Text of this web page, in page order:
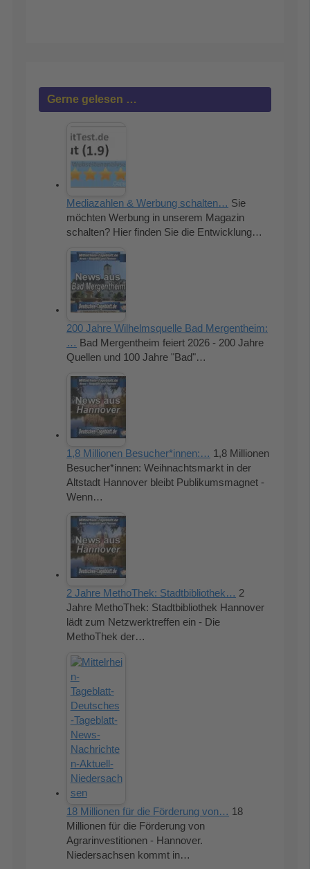
Gerne gelesen …
Mediazahlen & Werbung schalten… Sie
möchten Werbung in unserem Magazin
schalten? Hier finden Sie die Entwicklung…
200 Jahre Wilhelmsquelle Bad Mergentheim:
… Bad Mergentheim feiert 2026 - 200 Jahre
Quellen und 100 Jahre "Bad"…
1,8 Millionen Besucher*innen:… 1,8 Millionen
Besucher*innen: Weihnachtsmarkt in der
Altstadt Hannover bleibt Publikumsmagnet -
Wenn…
2 Jahre MethoThek: Stadtbibliothek… 2
Jahre MethoThek: Stadtbibliothek Hannover
lädt zum Netzwerktreffen ein - Die
MethoThek der…
18 Millionen für die Förderung von… 18
Millionen für die Förderung von
Agrarinvestitionen - Hannover.
Niedersachsen kommt in…